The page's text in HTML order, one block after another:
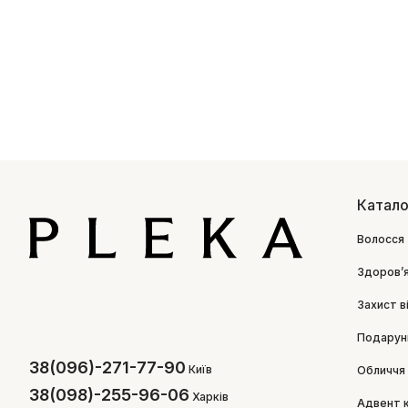
38(096)-271-77-90 Київ
38(098)-255-96-06 Харків
Волосся
Захист
Обличчя
Адвент